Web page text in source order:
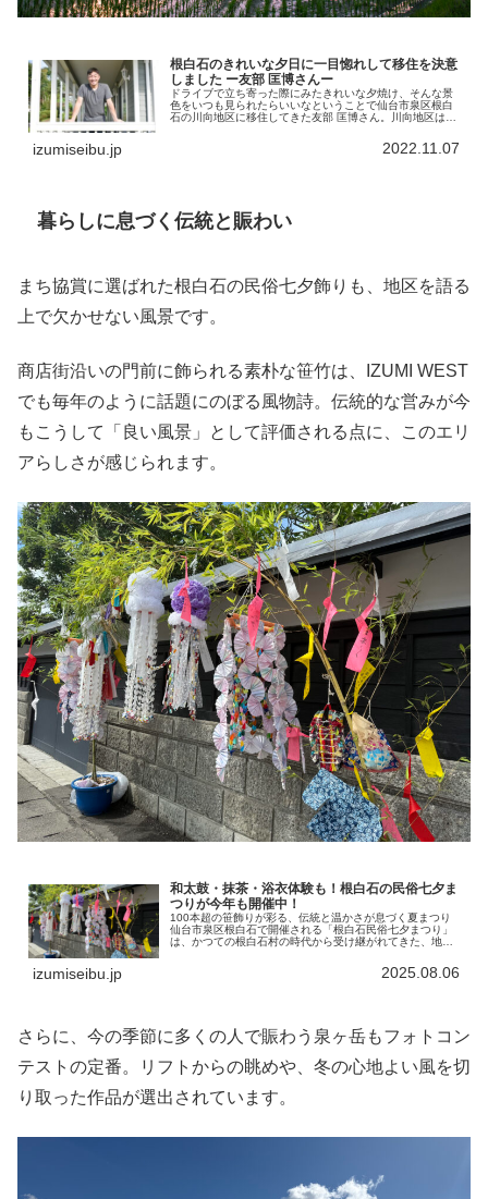
根白石のきれいな夕日に一目惚れして移住を決意
しました ー友部 匡博さんー
ドライブで立ち寄った際にみたきれいな夕焼け、そんな景
色をいつも見られたらいいなということで仙台市泉区根白
石の川向地区に移住してきた友部 匡博さん。川向地区は、
izumiseibu.jp 2022.11.07
暮らしに息づく伝統と賑わい
まち協賞に選ばれた根白石の民俗七夕飾りも、地区を語る
上で欠かせない風景です。
商店街沿いの門前に飾られる素朴な笹竹は、IZUMI WEST
でも毎年のように話題にのぼる風物詩。伝統的な営みが今
もこうして「良い風景」として評価される点に、このエリ
アらしさが感じられます。
和太鼓・抹茶・浴衣体験も！根白石の民俗七夕ま
つりが今年も開催中！
100本超の笹飾りが彩る、伝統と温かさが息づく夏まつり
仙台市泉区根白石で開催される「根白石民俗七夕まつり」
は、かつての根白石村の時代から受け継がれてきた、地域
izumiseibu.jp 2025.08.06
さらに、今の季節に多くの人で賑わう泉ヶ岳もフォトコン
テストの定番。リフトからの眺めや、冬の心地よい風を切
り取った作品が選出されています。